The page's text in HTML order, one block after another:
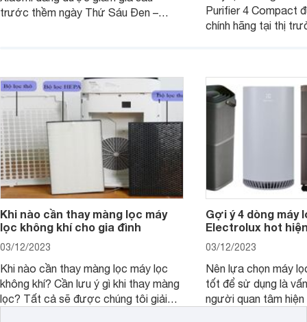
trước thềm ngày Thứ Sáu Đen –
Purifier 4 Compact
chính hãng tại thị
Khi nào cần thay màng lọc máy
lọc không khí cho gia đình
03/12/2023
Khi nào cần thay màng lọc máy lọc
không khí? Cần lưu ý gì khi thay màng
lọc? Tất cả sẽ được chúng tôi giải
Gợi ý 4 dòng máy
Electrolux hot
03/12/2023
Nên lựa chọn máy
tốt để sử dụng là
người quan tâm hiện